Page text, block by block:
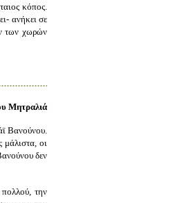
κόπος.
ανήκει σε
των χωρών
Μητραλιά
Βανούνου.
μάλιστα, οι
δεν
πολλού, την